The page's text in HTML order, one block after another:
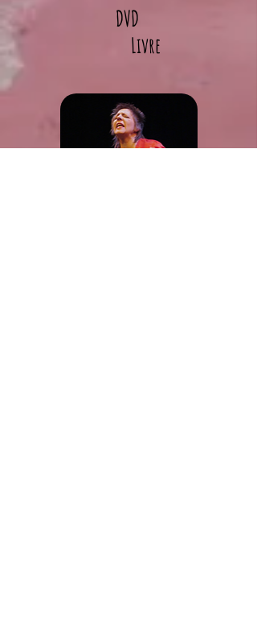
DVD
Livre